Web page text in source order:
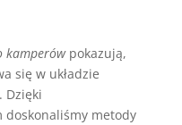
kamperówpokazują,
się w układzie
Dzięki
doskonaliśmy metody